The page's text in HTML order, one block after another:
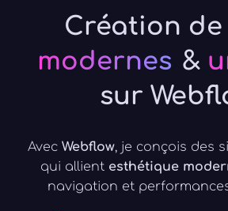
Création de
modernes &
sur
Avec Webflow, je conçois des
qui allient esthétique
navigation et